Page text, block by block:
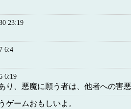
23:19
6:4
6:19
り、悪魔に願う者は、他者への害
ゲームおもしいよ。